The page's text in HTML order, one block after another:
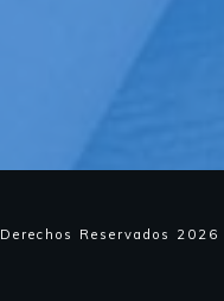
Derechos Reservados 2026